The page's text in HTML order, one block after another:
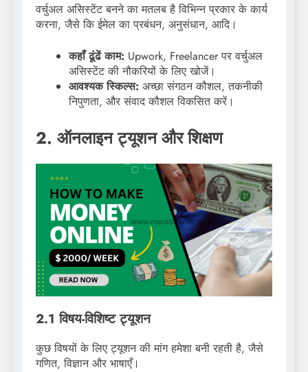
वर्चुअल असिस्टेंट बनने का मतलब है विभिन्न प्रकार के कार्य
करना, जैसे कि ईमेल का प्रबंधन, अनुसंधान, आदि।
कहाँ ढूंढें काम: Upwork, Freelancer पर वर्चुअल
असिस्टेंट की नौकरियों के लिए खोजें।
आवश्यक स्किल्स: अच्छा संगठन कौशल, तकनीकी
निपुणता, और संवाद कौशल विकसित करें।
2. ऑनलाइन ट्यूशन और शिक्षण
2.1 विषय-विशिष्ट ट्यूशन
कुछ विषयों के लिए ट्यूशन की मांग हमेशा बनी रहती है, जैसे
गणित, विज्ञान और भाषाएँ।